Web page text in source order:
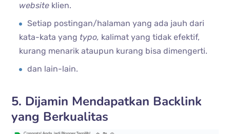
website klien.
Setiap postingan/halaman yang ada jauh dari
kata-kata yang typo, kalimat yang tidak efektif,
kurang menarik ataupun kurang bisa dimengerti.
dan lain-lain.
5. Dijamin Mendapatkan Backlink
yang Berkualitas